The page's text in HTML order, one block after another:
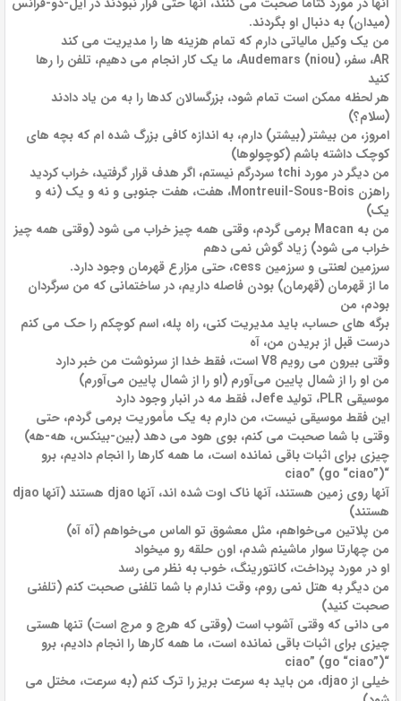
(میدان) به دنبال او بگردند.
من یک وکیل مالیاتی دارم که تمام هزینه ها را مدیریت می کند
AR، سفر، Audemars (niou)، ما یک کار انجام می دهیم، تلفن را رها
کنید
هر لحظه ممکن است تمام شود، بزرگسالان کدها را به من یاد دادند
(سلام؟)
امروز، من بیشتر (بیشتر) دارم، به اندازه کافی بزرگ شده ام که بچه های
کوچک داشته باشم (کوچولوها)
من دیگر در مورد tchi ​​سردرگم نیستم، اگر هدف قرار گرفتید، خراب کردید
راهزن Montreuil-Sous-Bois، هفت، هفت جنوبی و نه و یک (نه و
یک)
من به Macan برمی گردم، وقتی همه چیز خراب می شود (وقتی همه چیز
خراب می شود) زیاد گوش نمی دهم
سرزمین لعنتی و سرزمین cess، حتی مزارع قهرمان وجود دارد.
ما از قهرمان (قهرمان) بودن فاصله داریم، در ساختمانی که من سرگردان
بودم، من
برگه های حساب، باید مدیریت کنی، راه پله، اسم کوچکم را حک می کنم
درست قبل از بریدن من، آه
وقتی بیرون می رویم V8 است، فقط خدا از سرنوشت من خبر دارد
من او را از شمال پایین می‌آورم (او را از شمال پایین می‌آورم)
موسیقی PLR، تولید Jefe، فقط مه در انبار وجود دارد
این فقط موسیقی نیست، من دارم به یک مأموریت برمی گردم، حتی
وقتی با شما صحبت می کنم، بوی هود می دهد (بین-بینکس، هه-هه)
چیزی برای اثبات باقی نمانده است، ما همه کارها را انجام دادیم، برو
“ciao” (go “ciao”)
آنها روی زمین هستند، آنها ناک اوت شده اند، آنها djao هستند (آنها djao
هستند)
من پلاتین می‌خواهم، مثل معشوق تو الماس می‌خواهم (آه آه)
من چهارتا سوار ماشینم شدم، اون حلقه رو میخواد
او در مورد پرداخت، کانتورینگ، خوب به نظر می رسد
من دیگر به هتل نمی روم، وقت ندارم با شما تلفنی صحبت کنم (تلفنی
صحبت کنید)
می دانی که وقتی آشوب است (وقتی که هرج و مرج است) تنها هستی
چیزی برای اثبات باقی نمانده است، ما همه کارها را انجام دادیم، برو
“ciao” (go “ciao”)
خیلی از djao، من باید به سرعت بریز را ترک کنم (به سرعت، مختل می